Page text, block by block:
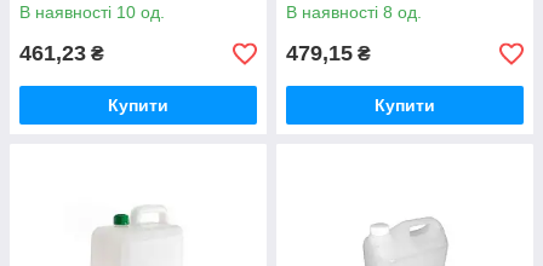
В наявності 10 од.
461,23 ₴
Купити
В наявності 8 од.
479,15 ₴
Купити